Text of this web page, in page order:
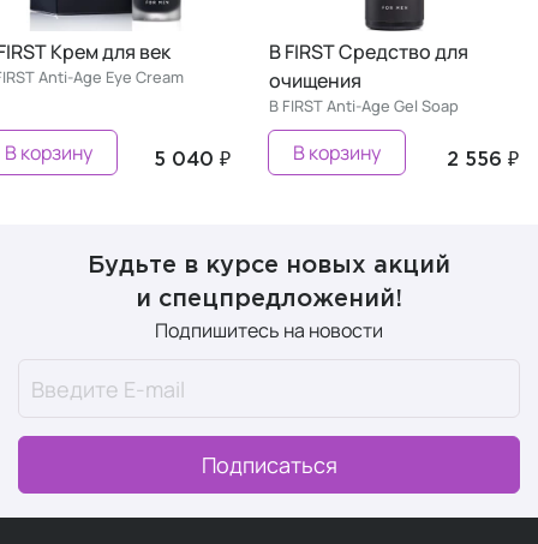
Крем для век
Anti-Age Eye Cream
5 040 ₽
В корзину
B FIRST Средство для
очищения
B FIRST Anti-Age Gel Soap
2 556 ₽
В корзину
Будьте в курсе новых акций
и спецпредложений!
Подпишитесь на новости
Подписаться